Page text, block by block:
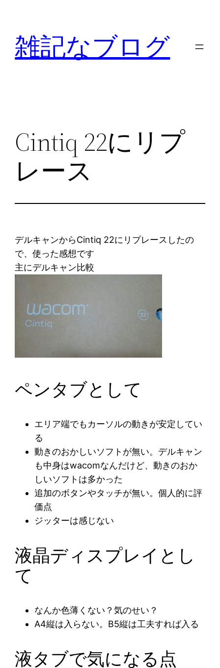
雑記なブログ
Cintiq 22にリプ
レース
デルキャンからCintiq 22にリプレースしたの
で、使った感想です
主にデルキャン比較
ペンタブとして
エリア端でもカーソルの動きが安定してい
る
動きのおかしいソフトが無い。デルキャン
も中身はwacomなんだけど、動きのおか
しいソフトは多かった
追加のボタンやタッチが無い。個人的に評
価点
ジッターは感じない
液晶ディスプレイとし
て
なんか色薄くない？気のせい？
A4縦は入らない。B5縦は工夫すれば入る
液タブで気になる点